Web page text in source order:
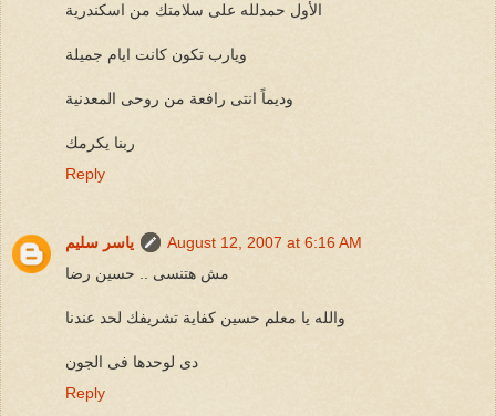
الأول حمدلله على سلامتك من اسكندرية
ويارب تكون كانت ايام جميلة
وديماً انتى رافعة من روحى المعدنية
ربنا يكرمك
Reply
ياسر سليم
August 12, 2007 at 6:16 AM
مش هتنسى .. حسين رضا
والله يا معلم حسين كفاية تشريفك لحد عندنا
دى لوحدها فى الجون
Reply